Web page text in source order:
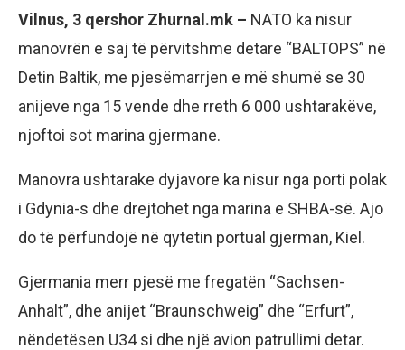
Vilnus, 3 qershor Zhurnal.mk – NATO ka nisur
manovrën e saj të përvitshme detare “BALTOPS” në
Detin Baltik, me pjesëmarrjen e më shumë se 30
anijeve nga 15 vende dhe rreth 6 000 ushtarakëve,
njoftoi sot marina gjermane.
Manovra ushtarake dyjavore ka nisur nga porti polak
i Gdynia-s dhe drejtohet nga marina e SHBA-së. Ajo
do të përfundojë në qytetin portual gjerman, Kiel.
Gjermania merr pjesë me fregatën “Sachsen-
Anhalt”, dhe anijet “Braunschweig” dhe “Erfurt”,
nëndetësen U34 si dhe një avion patrullimi detar.